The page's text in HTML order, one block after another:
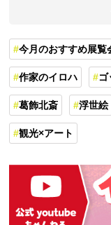
今月のおすすめ展覧
作家のイロハ ゴ
葛飾北斎 浮世絵
観光×アート